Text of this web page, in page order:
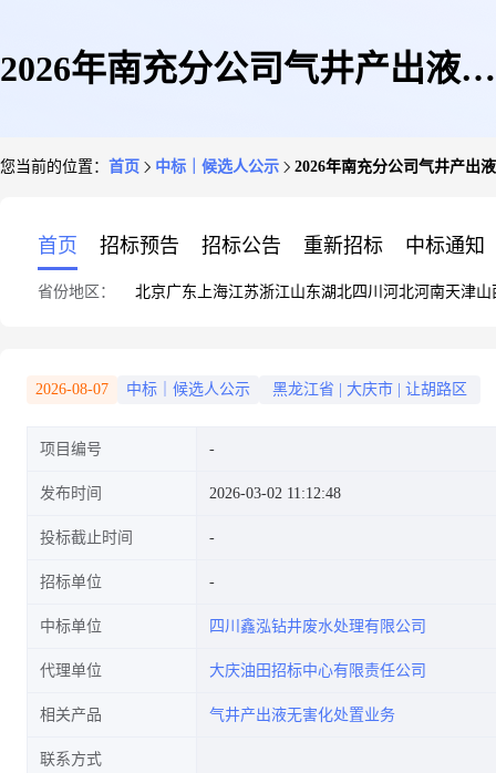
2026年南充分公司气井产出液无
您当前的位置： 首页 中标｜候选人公示 2026年南充分公司气井产出
首页 招标预告 招标公告 重新招标 中标通知
省份地区： 北京广东 上海江苏浙江山东湖北四川 河北河南天津山
2026-08-07 中标｜候选人公示 黑龙江省 大庆市 让胡路区
项目编号
发布时间 2026-03-02 11:12:48
投标截止时间
招标单位
中标单位 四川鑫泓钻井废水处理有限公司
代理单位 大庆油田招标中心有限责任公司
相关产品 气井产出液无害化处置业务
联系方式